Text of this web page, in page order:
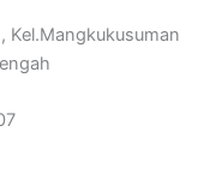
Kel.Mangkukusuman